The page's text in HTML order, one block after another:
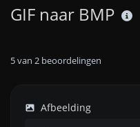
GIF naar BMP
5van 2 beoordelingen
Afbeelding